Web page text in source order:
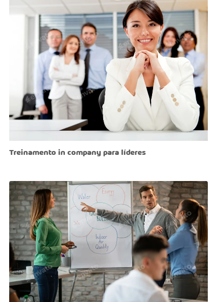
Treinamento in company para líderes